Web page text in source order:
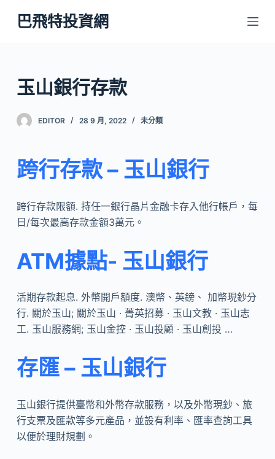
跳
至
內
容
巴飛特投資網
玉山銀行存款
EDITOR 28 9 月, 2022 未分類
跨行存款 – 玉山銀行
跨行存款限額. 持任一銀行晶片金融卡存入他行帳戶，每
日/每次最高存款金額3萬元。
ATM據點- 玉山銀行
活期存款起息. 外幣開戶額度. 澳幣、英鎊、 加幣現鈔分
行. 關於玉山; 關於玉山 · 菁英招募 · 玉山文教 · 玉山志
工. 玉山服務網; 玉山金控 · 玉山投顧 · 玉山創投 …
存匯 – 玉山銀行
玉山銀行提供臺幣和外幣存款服務，以及外幣現鈔、旅
行支票及匯款等多元產品，並設有利率、匯率查詢工具
以便於理財規劃。